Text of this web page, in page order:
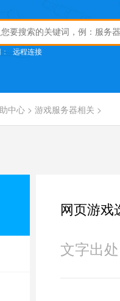
远程连接
中心 > 游戏服务器相关 >
网页游戏
文字出